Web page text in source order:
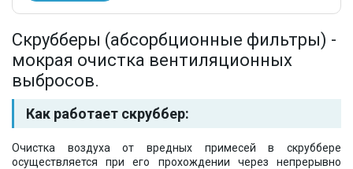
Скрубберы (абсорбционные фильтры) -
мокрая очистка вентиляционных
выбросов.
Как работает скруббер:
Очистка воздуха от вредных примесей в скруббере
осуществляется при его прохождении через непрерывно